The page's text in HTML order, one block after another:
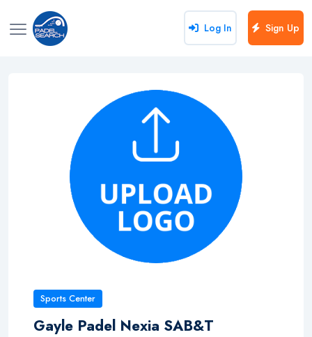
Log In Sign Up
Sports Center
Gayle Padel Nexia SAB&T